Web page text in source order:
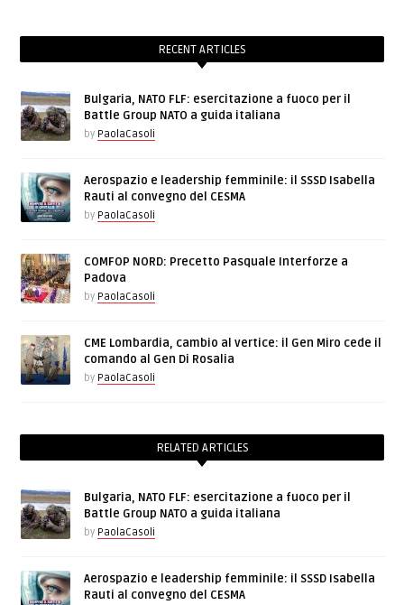
RECENT ARTICLES
Bulgaria, NATO FLF: esercitazione a fuoco per il
Battle Group NATO a guida italiana
by PaolaCasoli
Aerospazio e leadership femminile: il SSSD Isabella
Rauti al convegno del CESMA
by PaolaCasoli
COMFOP NORD: Precetto Pasquale Interforze a
Padova
by PaolaCasoli
CME Lombardia, cambio al vertice: il Gen Miro cede il
comando al Gen Di Rosalia
by PaolaCasoli
RELATED ARTICLES
Bulgaria, NATO FLF: esercitazione a fuoco per il
Battle Group NATO a guida italiana
by PaolaCasoli
Aerospazio e leadership femminile: il SSSD Isabella
Rauti al convegno del CESMA